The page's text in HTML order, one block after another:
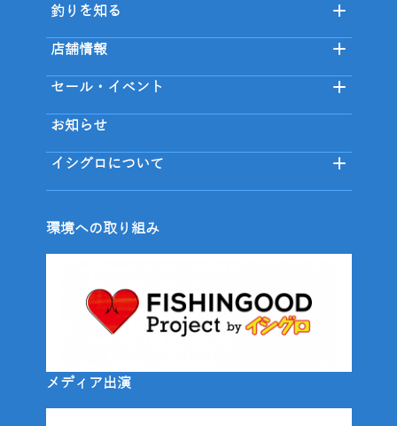
釣りを知る
店舗情報
セール・イベント
お知らせ
イシグロについて
環境への取り組み
メディア出演